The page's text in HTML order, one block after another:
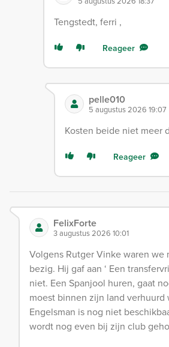
Tengstedt, ferri ,
Reageer
pelle010
5 augustus 2026 19:07
Kosten beide niet meer
Reageer
FelixForte
3 augustus 2026 10:01
Volgens Rutger Vinke waren we
bezig. Hij gaf aan ‘ Een
niet. Een Spanjool huren, gaat
moest binnen zijn land verhuurd
Engelsman is nog niet
wordt nog even bij zijn club